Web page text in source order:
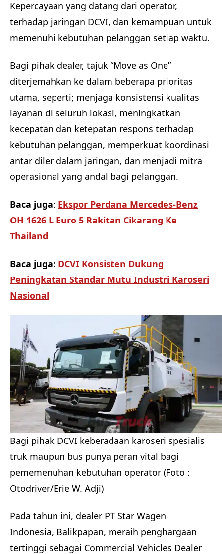
Kepercayaan yang datang dari operator,
terhadap jaringan DCVI, dan kemampuan untuk
memenuhi kebutuhan pelanggan setiap waktu.
Bagi pihak dealer, tajuk “Move as One”
diterjemahkan ke dalam beberapa prioritas
utama, seperti; menjaga konsistensi kualitas
layanan di seluruh lokasi, meningkatkan
kecepatan dan ketepatan respons terhadap
kebutuhan pelanggan, memperkuat koordinasi
antar diler dalam jaringan, dan menjadi mitra
operasional yang andal bagi pelanggan.
Baca juga: Ekspor Perdana Mercedes-Benz
OH 1626 L Euro 5 Rakitan Cikarang Ke
Thailand
Baca juga: DCVI Konsisten Dukung
Peningkatan Standar Mutu Industri Karoseri
Nasional
Bagi pihak DCVI keberadaan karoseri spesialis
truk maupun bus punya peran vital bagi
pememenuhan kebutuhan operator (Foto :
Otodriver/Erie W. Adji)
Pada tahun ini, dealer PT Star Wagen
Indonesia, Balikpapan, meraih penghargaan
tertinggi sebagai Commercial Vehicles Dealer